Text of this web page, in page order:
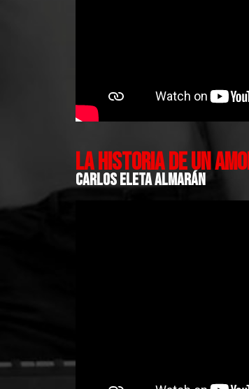
LA HISTORIA DE UN
CARLOS ELETA ALMARÁN